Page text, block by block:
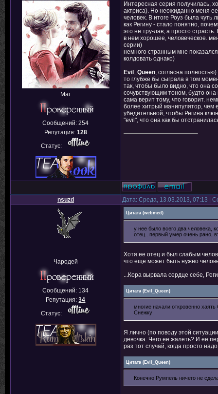
Маг
Сообщений:254
Репутация: 128
Статус:
Интересная серия получилась,
актриса). Но неожиданно меня
человек. В итоге Роуз была чуть
как Регину - стало понятно,
это не тру-лав, а просто
в нем хорошее, человеческое.
серии)
немного странным мне
колдовать однако)
Evil_Queen, согласна
то глубже бы сыграла в том
так, чтобы было видно, что она
сочувствующим тоном, будто она
сама верит тому, что говорит.
более хитрый манипулятор, чем
убедительной, чтобы Регина
"evil", что она как бы
nsuzd Дата: Среда, 13.03.2013, 07:13 |
Чародей
Сообщений: 134
Репутация:34
Статус:
Цитата (webmed )
у нее было всего два человека,
отец.. первый умер очень рано,
Хотя ее отец и был слабым
что еще может быть нужно
...Кора вырвала сердце себе,
Цитата ( Evil_Queen)
многие начали откровенно
Снежку
Я лично (по поводу этой
девочка. Чего ее жалеть? И ее
раз тот случай, когда просто
Цитата ( Evil_Queen)
Конечно Румпель ничего не